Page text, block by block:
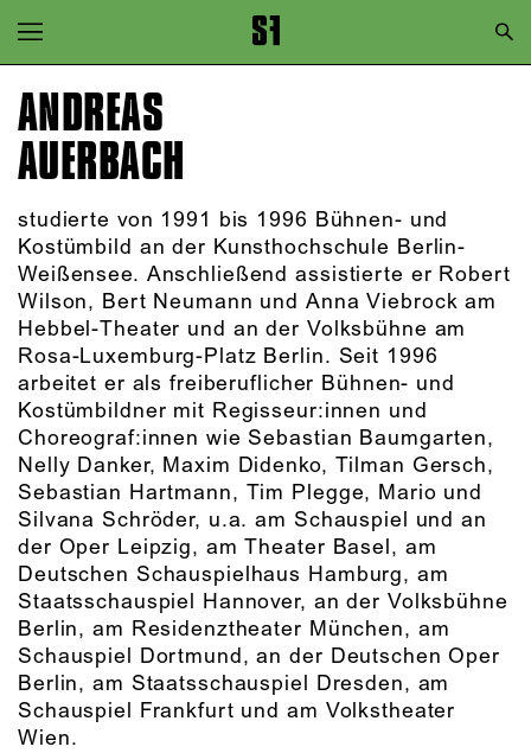
Zur Hauptnavigation springen
Zum Hauptinhalt springen
Zum Footer springen
ANDREAS
AUERBACH
studierte von 1991 bis 1996 Bühnen- und
Kostümbild an der Kunsthochschule Berlin-
Weißensee. Anschließend assistierte er Robert
Wilson, Bert Neumann und Anna Viebrock am
Hebbel-Theater und an der Volksbühne am
Rosa-Luxemburg-Platz Berlin. Seit 1996
arbeitet er als freiberuflicher Bühnen- und
Kostümbildner mit Regisseur:innen und
Choreograf:innen wie Sebastian Baumgarten,
Nelly Danker, Maxim Didenko, Tilman Gersch,
Sebastian Hartmann, Tim Plegge, Mario und
Silvana Schröder, u.a. am Schauspiel und an
der Oper Leipzig, am Theater Basel, am
Deutschen Schauspielhaus Hamburg, am
Staatsschauspiel Hannover, an der Volksbühne
Berlin, am Residenztheater München, am
Schauspiel Dortmund, an der Deutschen Oper
Berlin, am Staatsschauspiel Dresden, am
Schauspiel Frankfurt und am Volkstheater
Wien.